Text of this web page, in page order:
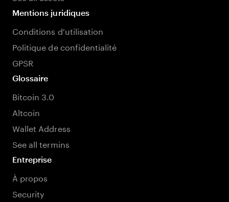
Mentions juridiques
Conditions d'utilisation
Politique de confidentialité
GPSR
Glossaire
Bitcoin 3.0
Altcoin
Wallet Address
See all termins
Entreprise
À propos
Security